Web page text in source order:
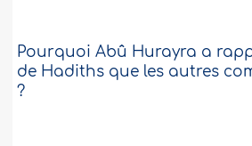
Pourquoi Abû Hurayra a
de Hadiths que les autres
?